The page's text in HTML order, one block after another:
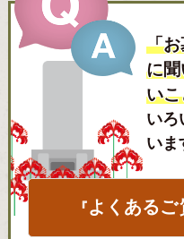
「
に
い
いろ
いま
『よくあるご